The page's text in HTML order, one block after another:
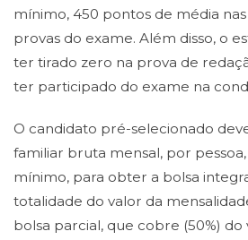
mínimo, 450 pontos de média
provas do exame. Além disso, o
ter tirado zero na prova de
ter participado do exame na
O candidato pré-selecionado
familiar bruta mensal, por pessoa,
mínimo, para obter a bolsa
totalidade do valor da
bolsa parcial, que cobre (50%) do